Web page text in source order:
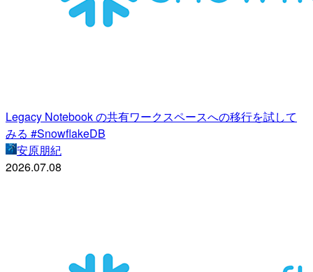
Legacy Notebook の共有ワークスペースへの移行を試して
みる #SnowflakeDB
安原朋紀
2026.07.08